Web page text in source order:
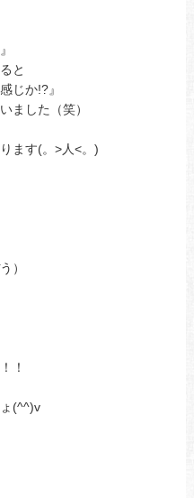
と
じか!?』
ました（笑）
ます(。>人<。)
）
！
(^^)v